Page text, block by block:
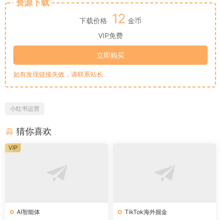
资源下载
下载价格 12 金币
VIP免费
立即购买
如有发现链接失效，请联系站长
小红书运营
猜你喜欢
AI智能体
VIP
TikTok海外掘金